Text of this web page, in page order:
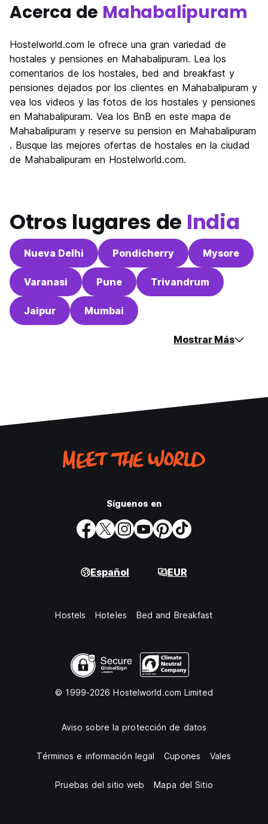
Acerca de Mahabalipuram
Hostelworld.com le ofrece una gran variedad de
hostales y pensiones en Mahabalipuram. Lea los
comentarios de los hostales, bed and breakfast y
pensiones dejados por los clientes en Mahabalipuram y
vea los videos y las fotos de los hostales y pensiones
en Mahabalipuram. Vea los BnB en este mapa de
Mahabalipuram y reserve su pension en Mahabalipuram
. Busque las mejores ofertas de hostales en la ciudad
de Mahabalipuram en Hostelworld.com.
Otros lugares de India
Nueva Delhi Pondicherry Mysore
Varanasi Pune Trivandrum
Jaipur Mumbai
Mostrar Más
Síguenos en
Español EUR
Hostels Hoteles Bed and Breakfast
© 1999-2026 Hostelworld.com Limited
Aviso sobre la protección de datos
Términos e información legal Cupones Vales
Pruebas del sitio web Mapa del Sitio